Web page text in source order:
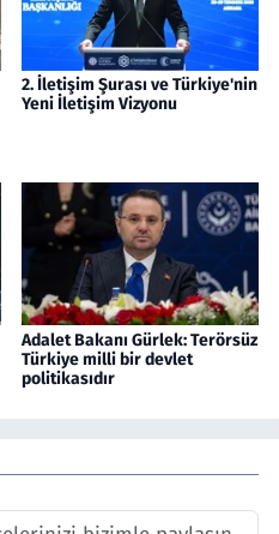
2. İletişim Şurası ve Türkiye'nin
Yeni İletişim Vizyonu
Adalet Bakanı Gürlek: Terörsüz
Türkiye milli bir devlet
politikasıdır